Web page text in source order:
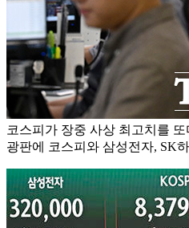
코스피가 장중 사상 최고치를
광판에 코스피와 삼성전자, SK